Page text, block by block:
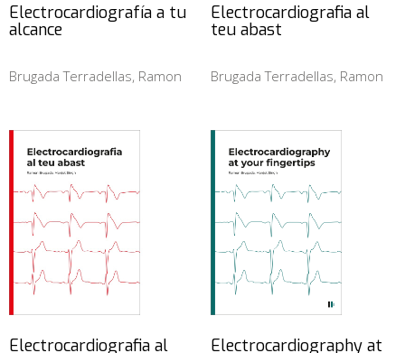
Electrocardiografía a tu
alcance
Brugada Terradellas, Ramon
Electrocardiografia al
teu abast
Brugada Terradellas, Ramon
Electrocardiografia al Electrocardiography at